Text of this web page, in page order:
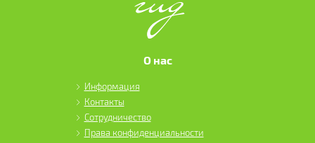
О нас
Информация
Контакты
Сотрудничество
Права конфиденциальности